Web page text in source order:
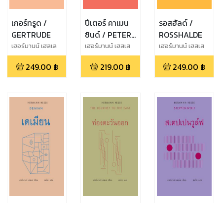
เกอร์ทรูด /
GERTRUDE
เฮอร์มานน์ เฮสเส
(Hermann Hesse)
249.00 ฿
ปีเตอร์ คาเมน
ซินด์ / PETER
CAMENZIND
เฮอร์มานน์ เฮสเส
(Hermann Hesse)
219.00 ฿
รอสฮัลด์ /
ROSSHALDE
เฮอร์มานน์ เฮสเส
(Hermann Hesse)
249.00 ฿